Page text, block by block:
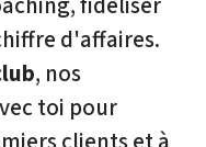
d'affaires.
, nos
toi pour